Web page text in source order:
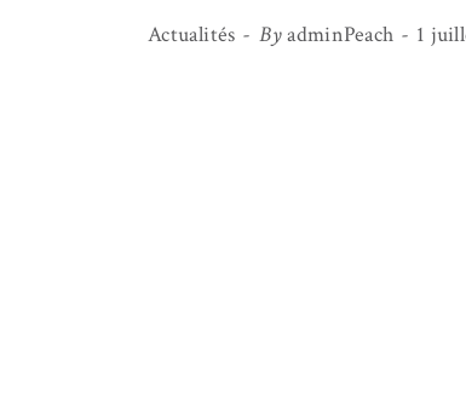
Actualités ByadminPeach 1